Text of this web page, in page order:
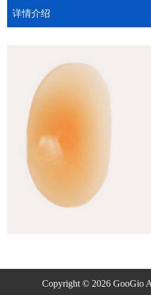
详情介绍
Copyright © 2026 GooGio